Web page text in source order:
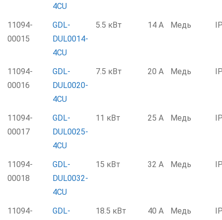
4CU
11094-
00015
GDL-
DUL0014-
4CU
5.5 кВт 14 А Медь
11094-
00016
GDL-
DUL0020-
4CU
7.5 кВт 20 А Медь
11094-
00017
GDL-
DUL0025-
4CU
11 кВт 25 А Медь
11094-
00018
GDL-
DUL0032-
4CU
15 кВт 32 А Медь
11094-
GDL-
18.5 кВт 40 А Медь